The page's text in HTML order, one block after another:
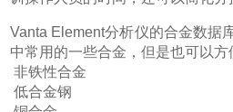
Vanta Element分析仪的合金数据
中常用的一些合金，但是也可以方
非铁性合金
低合金钢